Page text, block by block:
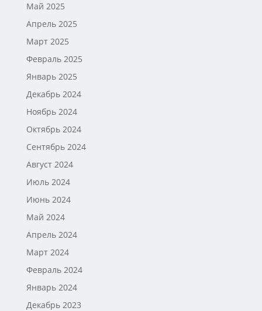
Май 2025
Апрель 2025
Март 2025
Февраль 2025
Январь 2025
Декабрь 2024
Ноябрь 2024
Октябрь 2024
Сентябрь 2024
Август 2024
Июль 2024
Июнь 2024
Май 2024
Апрель 2024
Март 2024
Февраль 2024
Январь 2024
Декабрь 2023